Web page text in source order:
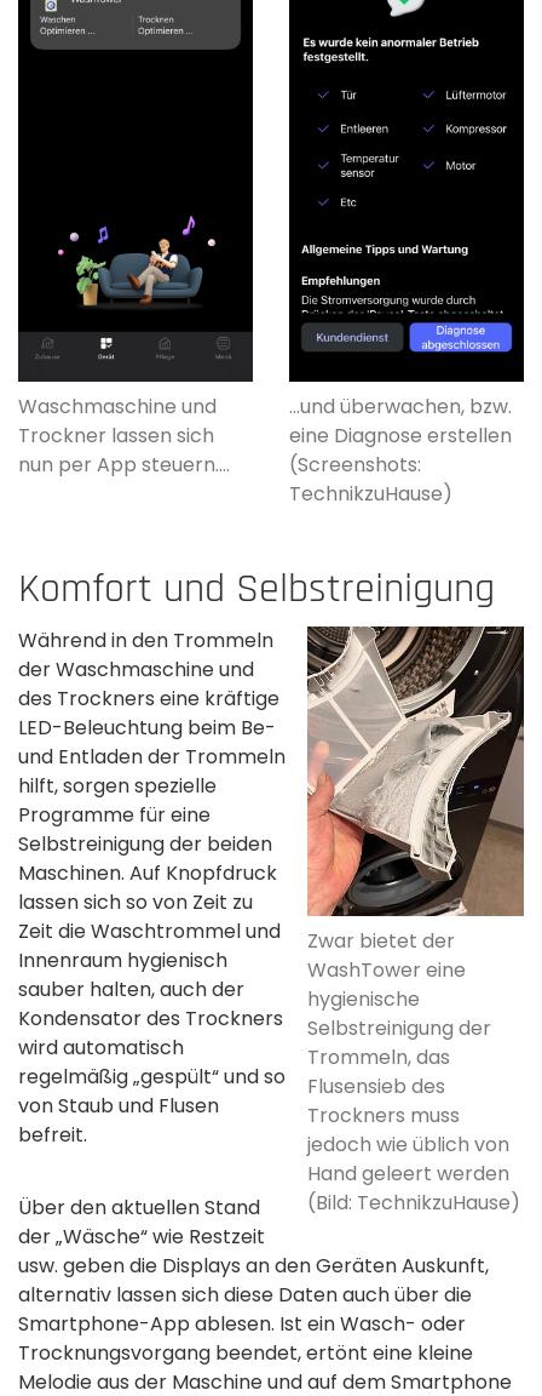
Waschmaschine und
Trockner lassen sich
nun per App steuern....
...und überwachen, bzw.
eine Diagnose erstellen
(Screenshots:
TechnikzuHause)
Komfort und Selbstreinigung
Zwar bietet der
WashTower eine
hygienische
Selbstreinigung der
Trommeln, das
Flusensieb des
Trockners muss
jedoch wie üblich von
Hand geleert werden
(Bild: TechnikzuHause)
Während in den Trommeln
der Waschmaschine und
des Trockners eine kräftige
LED-Beleuchtung beim Be-
und Entladen der Trommeln
hilft, sorgen spezielle
Programme für eine
Selbstreinigung der beiden
Maschinen. Auf Knopfdruck
lassen sich so von Zeit zu
Zeit die Waschtrommel und
Innenraum hygienisch
sauber halten, auch der
Kondensator des Trockners
wird automatisch
regelmäßig „gespült“ und so
von Staub und Flusen
befreit.
Über den aktuellen Stand
der „Wäsche“ wie Restzeit
usw. geben die Displays an den Geräten Auskunft,
alternativ lassen sich diese Daten auch über die
Smartphone-App ablesen. Ist ein Wasch- oder
Trocknungsvorgang beendet, ertönt eine kleine
Melodie aus der Maschine und auf dem Smartphone